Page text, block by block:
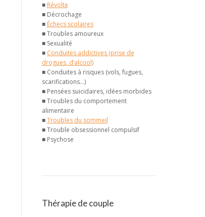
■ Révolte
■ Décrochage
■ Échecs scolaires
■ Troubles amoureux
■ Sexualité
■ Conduites addictives (prise de
drogues, d’alcool)
■ Conduites à risques (vols, fugues,
scarifications…)
■ Pensées suicidaires, idées morbides
■ Troubles du comportement
alimentaire
■Troubles du sommeil
■ Trouble obsessionnel compulsif
■ Psychose
Thérapie de couple